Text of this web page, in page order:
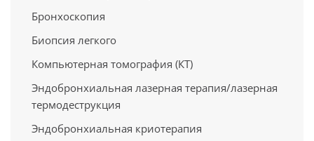
Бронхоскопия
Биопсия легкого
Компьютерная томография (КТ)
Эндобронхиальная лазерная терапия/лазерная
термодеструкция
Эндобронхиальная криотерапия